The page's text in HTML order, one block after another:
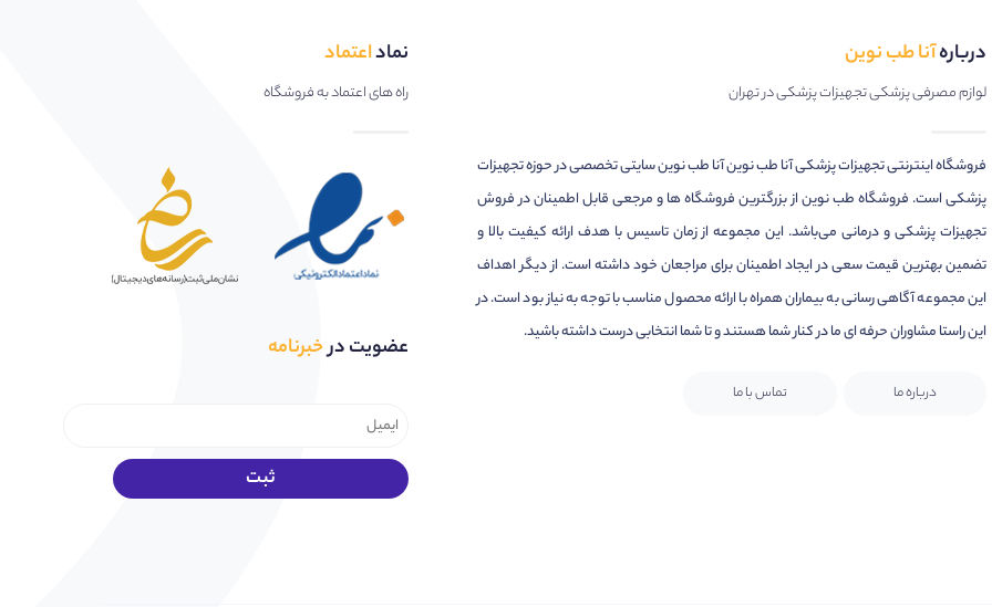
دربارهآنا طب نوین
لوازم مصرفی پزشکی تجهیزات پزشکی در تهران
فروشگاه اینترنتی تجهیزات پزشکی آنا طب نوین آنا طب نوین سایتی تخصصی در حوزه تجهیزات
پزشکی است. فروشگاه طب نوین از بزرگترین فروشگاه ها و مرجعی قابل اطمینان در فروش
تجهیزات پزشکی و درمانی می‌باشد. این مجموعه از زمان تاسیس با هدف ارائه کیفیت بالا و
تضمین بهترین قیمت سعی در ایجاد اطمینان برای مراجعان خود داشته است. از دیگر اهداف
این مجموعه آگاهی رسانی به بیماران همراه با ارائه محصول مناسب با توجه به نیاز بود است. در
این راستا مشاوران حرفه ای ما در کنار شما هستند و تا شما انتخابی درست داشته باشید.
درباره ما تماس با ما
نماداعتماد
راه های اعتماد به فروشگاه
عضویت درخبرنامه